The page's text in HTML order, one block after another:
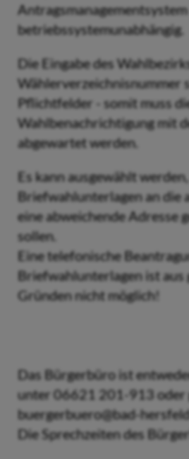
Antragsmanagementsystem
betriebssystemunabhängig.
Die Eingabe des
Wählerverzeichnisnummer
Pflichtfelder - somit muss
Wahlbenachrichtigung mit
abgewartet werden.
Es kann ausgewählt
Briefwahlunterlagen an die
eine abweichende Adresse
sollen.
Eine telefonische
Briefwahlunterlagen ist aus
Gründen nicht möglich!
Das Bürgerbüro ist
unter 06621 201-913 oder
buergerbuero@bad-
Die Sprechzeiten des